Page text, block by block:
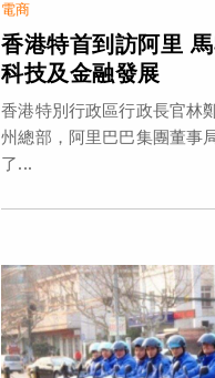
電商
香港特首到訪阿里
科技及金融發展
香港特別行政區行政長官林
州總部，阿里巴巴集團董事
了...